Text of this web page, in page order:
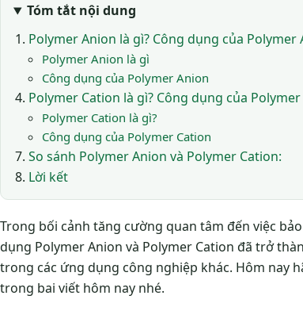
Tóm tắt nội dung
Polymer Anion là gì? Công dụng của Polymer
Polymer Anion là gì
Công dụng của Polymer Anion
Polymer Cation là gì? Công dụng của
Polymer Cation là gì?
Công dụng của Polymer Cation
So sánh Polymer Anion và Polymer Cation:
Lời kết
Trong bối cảnh tăng cường quan tâm đến việc
dụng Polymer Anion và Polymer Cation đã trở
trong các ứng dụng công nghiệp khác. Hôm nay
trong bai viết hôm nay nhé.